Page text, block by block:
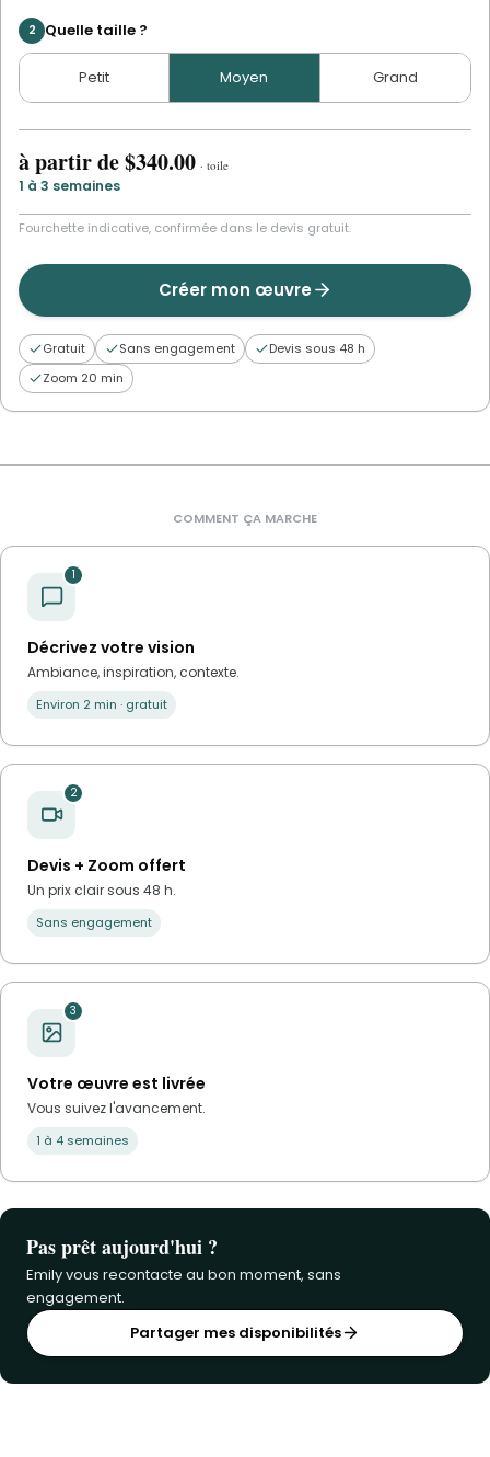
2 Quelle taille ?
Petit Moyen Grand
à partir de$340.00 · toile
1 à 3 semaines
Fourchette indicative, confirmée dans le devis gratuit.
Créer mon œuvre
Gratuit Sans engagement
Devis sous 48 h
Zoom 20 min
COMMENT ÇA MARCHE
1
Décrivez votre vision
Ambiance, inspiration, contexte.
Environ 2 min · gratuit
2
Devis + Zoom offert
Un prix clair sous 48 h.
Sans engagement
3
Votre œuvre est livrée
Vous suivez l'avancement.
1 à 4 semaines
Pas prêt aujourd'hui ?
Emily vous recontacte au bon moment, sans
engagement.
Partager mes disponibilités